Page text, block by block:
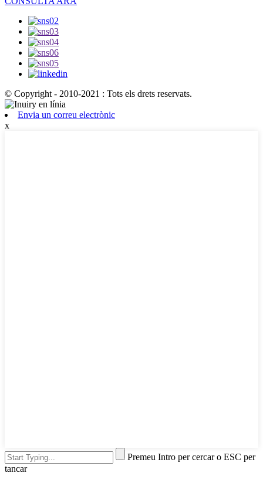
© Copyright - 2010-2021 : Tots els drets reservats.
Envia un correu electrònic
x
Premeu Intro per cercar o ESC per
tancar